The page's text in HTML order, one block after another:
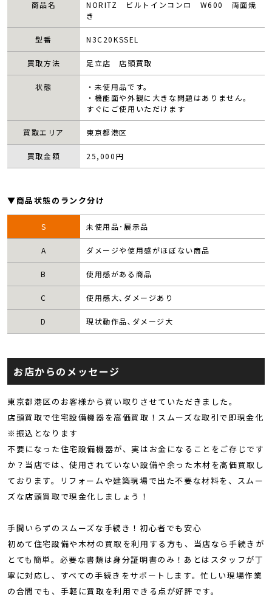
商品名
NORITZ ビルトインコンロ W600 両面焼
き
型番 N3C20KSSEL
買取方法 足立店 店頭買取
状態
・未使用品です。
・機能面や外観に大きな問題はありません。
すぐにご使用いただけます
買取エリア 東京都港区
買取金額 25,000円
▼商品状態のランク分け
S 未使用品･展示品
A ダメージや使用感がほぼない商品
B 使用感がある商品
C 使用感大､ダメージあり
D 現状動作品､ダメージ大
お店からのメッセージ
東京都港区のお客様から買い取りさせていただきました。
店頭買取で住宅設備機器を高価買取！スムーズな取引で即現金化
※振込となります
不要になった住宅設備機器が、実はお金になることをご存じです
か？当店では、使用されていない設備や余った木材を高価買取し
ております。リフォームや建築現場で出た不要な材料を、スムー
ズな店頭買取で現金化しましょう！
手間いらずのスムーズな手続き！初心者でも安心
初めて住宅設備や木材の買取を利用する方も、当店なら手続きが
とても簡単。必要な書類は身分証明書のみ！あとはスタッフが丁
寧に対応し、すべての手続きをサポートします。忙しい現場作業
の合間でも、手軽に買取を利用できる点が好評です。